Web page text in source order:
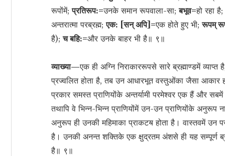
रूपोंमें;प्रतिरूप:=उनके समान रूपवाला-सा;बभूव=हो रहा
अन्तरात्मा परब्रह्म;एक: [सन् अपि]=एक होते हुए भी;रूपम्
है);च बहि:=और उनके बाहर भी है॥ ९॥
व्याख्या—एक ही अग्नि निराकाररूपसे सारे ब्रह्माण्डमें
प्रज्वलित होता है, तब उन आधारभूत वस्तुओंका जैसा आकार
प्रकार समस्त प्राणियोंके अन्तर्यामी परमेश्वर एक हैं और
तथापि वे भिन्न-भिन्न प्राणियोंमें उन-उन प्राणियोंके
अनुरूप ही उनकी महिमाका प्राकटॺ होता है। वास्तवमें उन
है। उनकी अनन्त शक्तिके एक क्षुद्रतम अंशसे ही यह सम्पूर्ण
है॥ ९॥